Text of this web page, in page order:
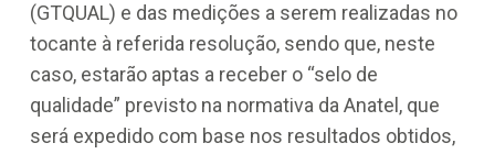
(GTQUAL) e das medições a serem realizadas no
tocante à referida resolução, sendo que, neste
caso, estarão aptas a receber o “selo de
qualidade” previsto na normativa da Anatel, que
será expedido com base nos resultados obtidos,